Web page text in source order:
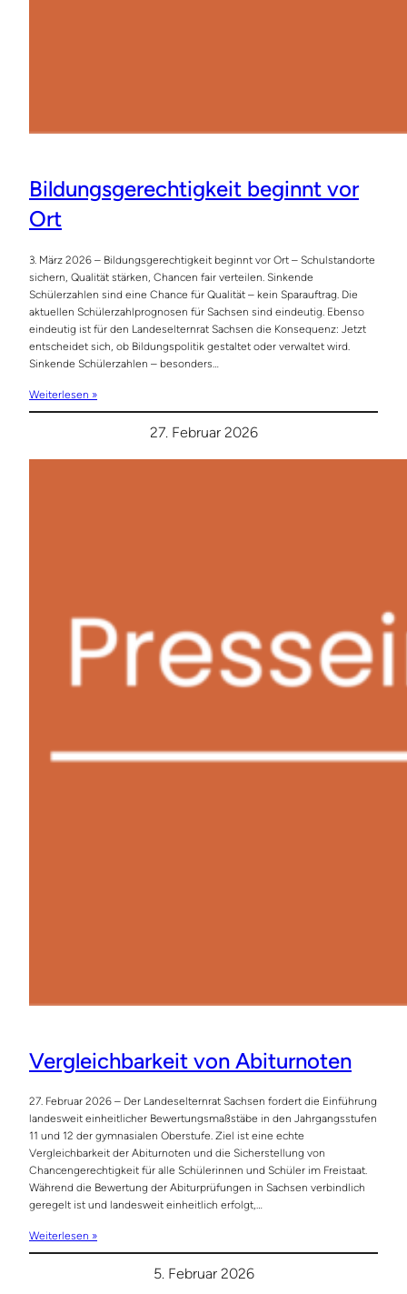
Bildungsgerechtigkeit beginnt vor
Ort
3. März 2026 – Bildungsgerechtigkeit beginnt vor Ort – Schulstandorte
sichern, Qualität stärken, Chancen fair verteilen. Sinkende
Schülerzahlen sind eine Chance für Qualität – kein Sparauftrag. Die
aktuellen Schülerzahlprognosen für Sachsen sind eindeutig. Ebenso
eindeutig ist für den Landeselternrat Sachsen die Konsequenz: Jetzt
entscheidet sich, ob Bildungspolitik gestaltet oder verwaltet wird.
Sinkende Schülerzahlen – besonders…
Weiterlesen »
27. Februar 2026
Vergleichbarkeit von Abiturnoten
27. Februar 2026 – Der Landeselternrat Sachsen fordert die Einführung
landesweit einheitlicher Bewertungsmaßstäbe in den Jahrgangsstufen
11 und 12 der gymnasialen Oberstufe. Ziel ist eine echte
Vergleichbarkeit der Abiturnoten und die Sicherstellung von
Chancengerechtigkeit für alle Schülerinnen und Schüler im Freistaat.
Während die Bewertung der Abiturprüfungen in Sachsen verbindlich
geregelt ist und landesweit einheitlich erfolgt,…
Weiterlesen »
5. Februar 2026